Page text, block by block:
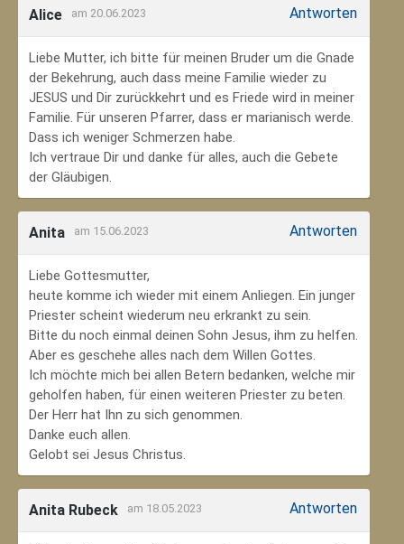
Alice am 20.06.2023 Antworten
Liebe Mutter, ich bitte für meinen Bruder um die Gnade
der Bekehrung, auch dass meine Familie wieder zu
JESUS und Dir zurückkehrt und es Friede wird in meiner
Familie. Für unseren Pfarrer, dass er marianisch werde.
Dass ich weniger Schmerzen habe.
Ich vertraue Dir und danke für alles, auch die Gebete
der Gläubigen.
Anita am 15.06.2023 Antworten
Liebe Gottesmutter,
heute komme ich wieder mit einem Anliegen. Ein junger
Priester scheint wiederum neu erkrankt zu sein.
Bitte du noch einmal deinen Sohn Jesus, ihm zu helfen.
Aber es geschehe alles nach dem Willen Gottes.
Ich möchte mich bei allen Betern bedanken, welche mir
geholfen haben, für einen weiteren Priester zu beten.
Der Herr hat Ihn zu sich genommen.
Danke euch allen.
Gelobt sei Jesus Christus.
Anita Rubeck am 18.05.2023 Antworten